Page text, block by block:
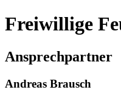
Freiwillige
Ansprechpartner
Andreas Brausch